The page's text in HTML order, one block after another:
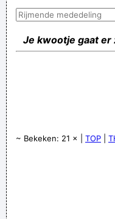
Je kwootje gaat er
~ Bekeken: 21 × | TOP